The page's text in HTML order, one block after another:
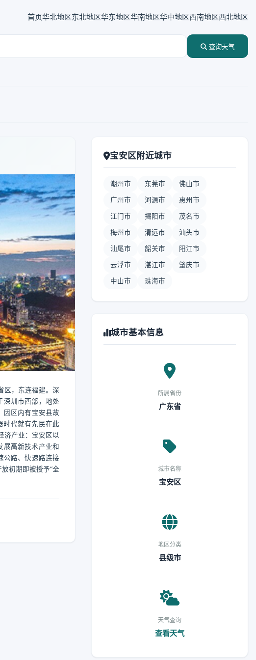
首页华北地区东北地区华东地区华南地区华中地区西南地区西北地区
查询天气
区，东连福建。深
深圳市西部，地处
因区内有宝安县故
时代就有先民在此
济产业：宝安区以
展高新技术产业和
公路、快速路连接
初期即被授予“全
宝安区附近城市
潮州市 东莞市 佛山市
广州市 河源市 惠州市
江门市 揭阳市 茂名市
梅州市 清远市 汕头市
汕尾市 韶关市 阳江市
云浮市 湛江市 肇庆市
中山市 珠海市
城市基本信息
所属省份
广东省
城市名称
宝安区
地区分类
县级市
天气查询
查看天气